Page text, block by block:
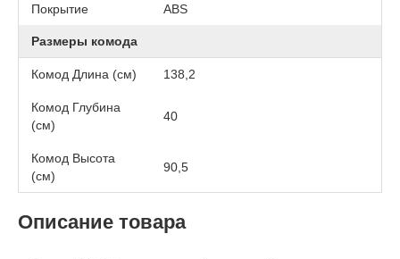
Покрытие АВS
Размеры комода
Комод Длина (см) 138,2
Комод Глубина
(см)
40
Комод Высота
(см)
90,5
Описание товара